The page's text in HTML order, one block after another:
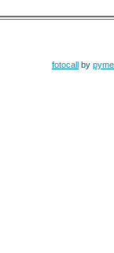
fotocall by